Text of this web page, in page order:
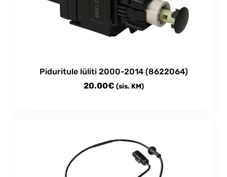
Piduritule lüliti 2000-2014 (8622064)
20.00€ (sis. KM)